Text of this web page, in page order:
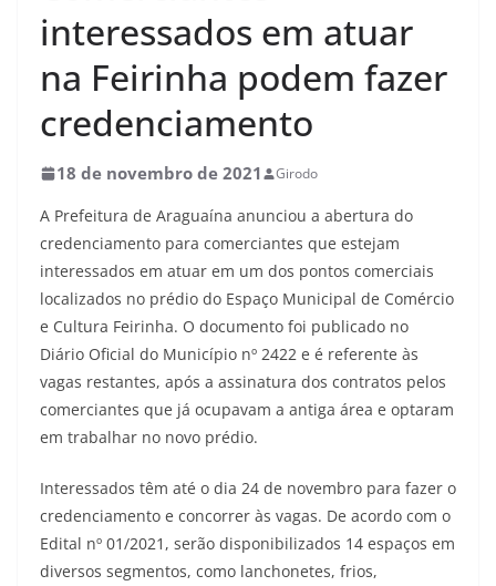
interessados em atuar
na Feirinha podem fazer
credenciamento
18 de novembro de 2021 Girodo
A Prefeitura de Araguaína anunciou a abertura do
credenciamento para comerciantes que estejam
interessados em atuar em um dos pontos comerciais
localizados no prédio do Espaço Municipal de Comércio
e Cultura Feirinha. O documento foi publicado no
Diário Oficial do Município nº 2422 e é referente às
vagas restantes, após a assinatura dos contratos pelos
comerciantes que já ocupavam a antiga área e optaram
em trabalhar no novo prédio.
Interessados têm até o dia 24 de novembro para fazer o
credenciamento e concorrer às vagas. De acordo com o
Edital nº 01/2021, serão disponibilizados 14 espaços em
diversos segmentos, como lanchonetes, frios,